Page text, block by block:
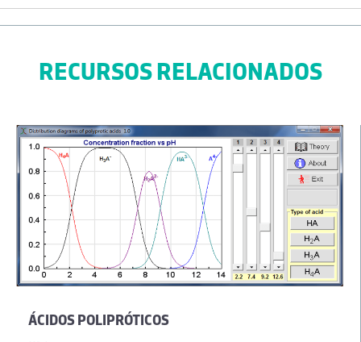
RECURSOS RELACIONADOS
ÁCIDOS POLIPRÓTICOS